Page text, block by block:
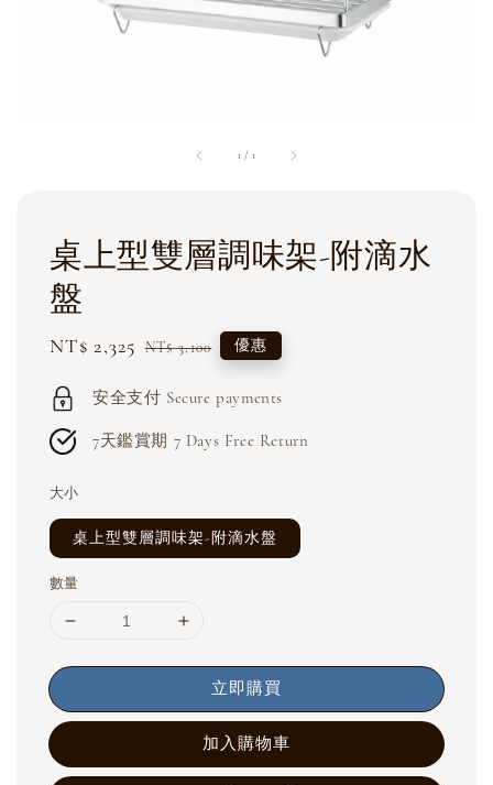
1 / 1
桌上型雙層調味架-附滴水
盤
Sale
NT$ 2,325 Regular
NT$ 3,100 優惠
安全支付 Secure payments
7天鑑賞期 7 Days Free Return
大小
桌上型雙層調味架-附滴水盤
數量
立即購買
加入購物車